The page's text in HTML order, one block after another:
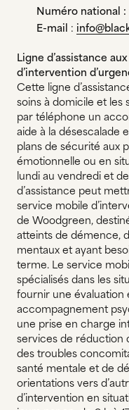
Numéro national :
E-mail :
Ligne d’assistance
d’intervention
Cette ligne
soins à domicile et les
par téléphone un
aide à la désescalade
plans de sécurité aux
émotionnelle ou en
lundi au vendredi et
d’assistance peut
service mobile
de Woodgreen,
atteints de démence,
mentaux et ayant
terme. Le service
spécialisés dans les
fournir une évaluation
accompagnement
une prise en charge
services de réduction
des troubles
santé mentale et de
orientations vers
d’intervention en